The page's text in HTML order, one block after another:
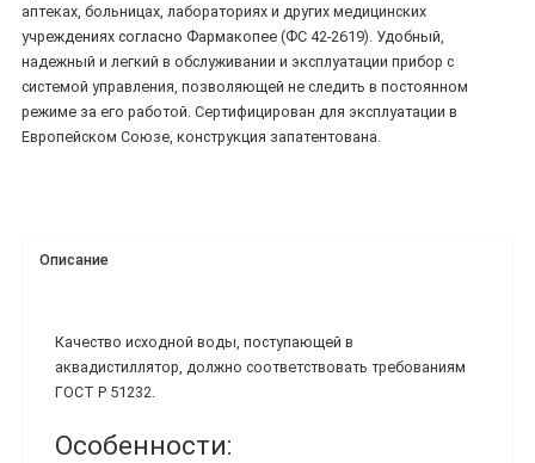
аптеках, больницах, лабораториях и других медицинских
учреждениях согласно Фармакопее (ФС 42-2619). Удобный,
надежный и легкий в обслуживании и эксплуатации прибор с
системой управления, позволяющей не следить в постоянном
режиме за его работой. Сертифицирован для эксплуатации в
Европейском Союзе, конструкция запатентована.
Описание
Качество исходной воды, поступающей в
аквадистиллятор, должно соответствовать требованиям
ГОСТ Р 51232.
Особенности: